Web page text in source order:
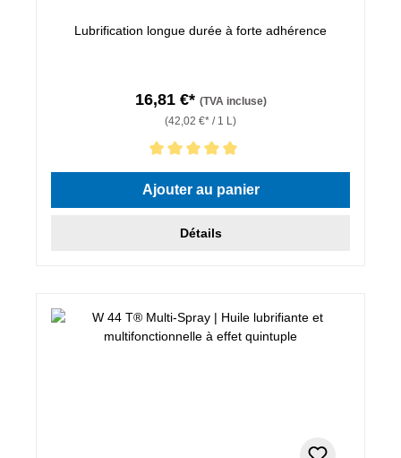
Lubrification longue durée à forte adhérence
16,81 €* (TVA incluse)
(42,02 €* / 1 L)
Note moyenne de 5 sur 5 étoiles
Ajouter au panier
Détails